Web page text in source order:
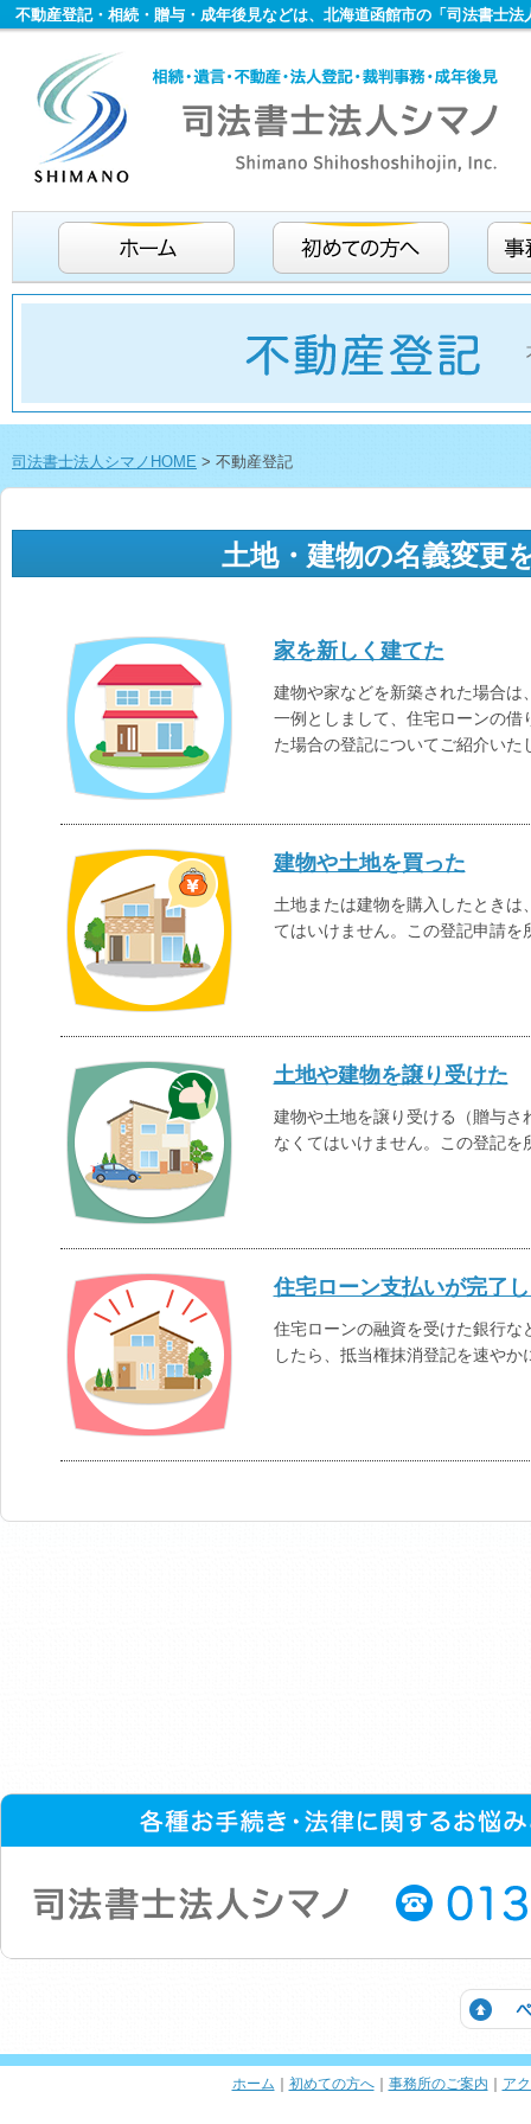
不動産登記・相続・贈与・成年後見などは、北海道函館市の「司法書士法
司法書士法人シマノHOME > 不動産登記
土地・建物の名義変更
家を新しく建てた
建物や家などを新築された場合
一例としまして、住宅ローンの
た場合の登記についてご紹介いた
建物や土地を買った
土地または建物を購入したとき
てはいけません。この登記申請を
土地や建物を譲り受けた
建物や土地を譲り受ける（贈与
なくてはいけません。この登記を
住宅ローン支払いが完了
住宅ローンの融資を受けた銀行
したら、抵当権抹消登記を速やか
ホーム 初めての方へ｜ 事務所のご案内 ア